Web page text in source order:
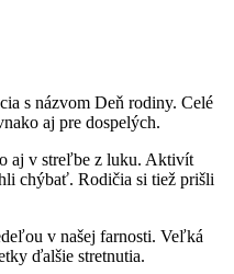
s názvom Deň rodiny. Celé
aj pre dospelých.
aj v streľbe z luku. Aktivít
chýbať. Rodičia si tiež prišli
v našej farnosti. Veľká
ďalšie stretnutia.